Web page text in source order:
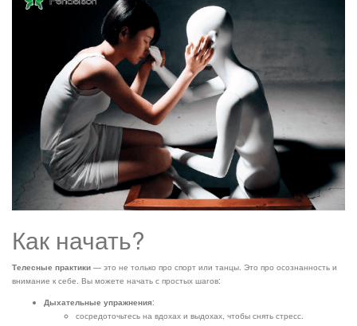
Как начать?
Телесные практики — это не только про спорт или танцы. Это про осознанность и
внимание к себе. Вы можете начать с простых шагов:
Дыхательные упражнения:
сосредоточьтесь на вдохах и выдохах, чтобы снять стресс.